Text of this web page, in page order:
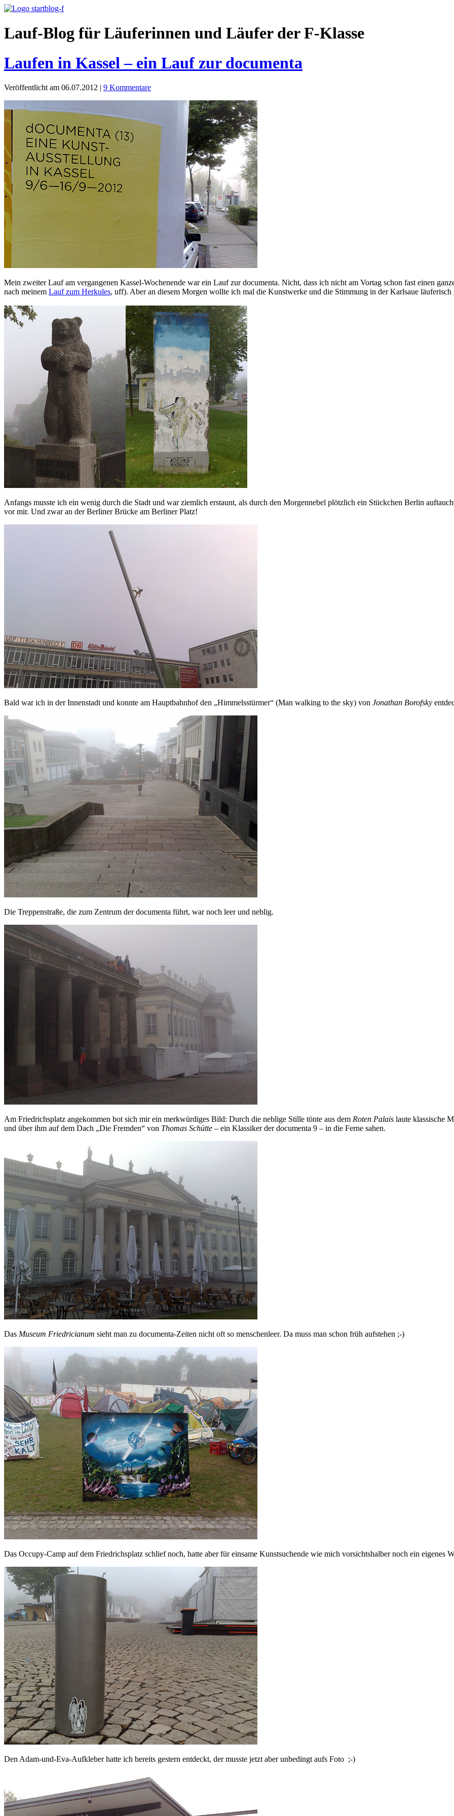
Lauf-Blog für Läuferinnen und Läufer der F-Klasse
Laufen in Kassel – ein Lauf zur documenta
Veröffentlicht am 06.07.2012 | 9 Kommentare
Mein zweiter Lauf am vergangenen Kassel-Wochenende war ein Lauf zur documenta. Nicht, dass ich nicht am Vortag schon fast einen
nach meinem Lauf zum Herkules, uff). Aber an diesem Morgen wollte ich mal die Kunstwerke und die Stimmung in der Karlsaue
Anfangs musste ich ein wenig durch die Stadt und war ziemlich erstaunt, als durch den Morgennebel plötzlich ein Stückchen Berlin
vor mir. Und zwar an der Berliner Brücke am Berliner Platz!
Bald war ich in der Innenstadt und konnte am Hauptbahnhof den „Himmelsstürmer“ (Man walking to the sky) von Jonathan Borofsky
Die Treppenstraße, die zum Zentrum der documenta führt, war noch leer und neblig.
Am Friedrichsplatz angekommen bot sich mir ein merkwürdiges Bild: Durch die neblige Stille tönte aus dem Roten Palais laute klassische
und über ihm auf dem Dach „Die Fremden“ von Thomas Schütte – ein Klassiker der documenta 9 – in die Ferne sahen.
Das Museum Friedricianum sieht man zu documenta-Zeiten nicht oft so menschenleer. Da muss man schon früh aufstehen ;-)
Das Occupy-Camp auf dem Friedrichsplatz schlief noch, hatte aber für einsame Kunstsuchende wie mich vorsichtshalber noch ein eigenes
Den Adam-und-Eva-Aufkleber hatte ich bereits gestern entdeckt, der musste jetzt aber unbedingt aufs Foto ;-)